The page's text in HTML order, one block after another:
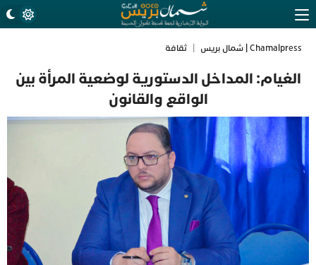
Chamalpress | شمال بريس ثقافة
الغيام: المداخل الدستورية لوضعية المرأة بين
الواقع والقانون